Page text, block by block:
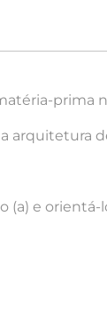
prima
arquitetura
e orientá-